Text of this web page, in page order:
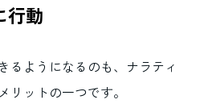
行動
るようになるのも、ナラティ
リットの一つです。